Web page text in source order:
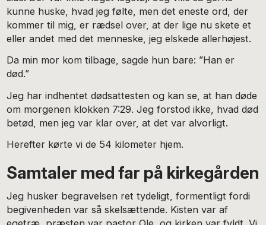
kunne huske, hvad jeg følte, men det eneste ord, der
kommer til mig, er rædsel over, at der lige nu skete et
eller andet med det menneske, jeg elskede allerhøjest.
Da min mor kom tilbage, sagde hun bare: ”Han er
død.”
Jeg har indhentet dødsattesten og kan se, at han døde
om morgenen klokken 7:29. Jeg forstod ikke, hvad død
betød, men jeg var klar over, at det var alvorligt.
Herefter kørte vi de 54 kilometer hjem.
Samtaler med far på kirkegården
Jeg husker begravelsen ret tydeligt, formentligt fordi
begivenheden var så skelsættende. Kisten var af